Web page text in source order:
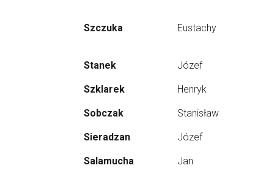
Szczuka Eustachy
Stanek Józef
Szklarek Henryk
Sobczak Stanisław
Sieradzan Józef
Salamucha Jan